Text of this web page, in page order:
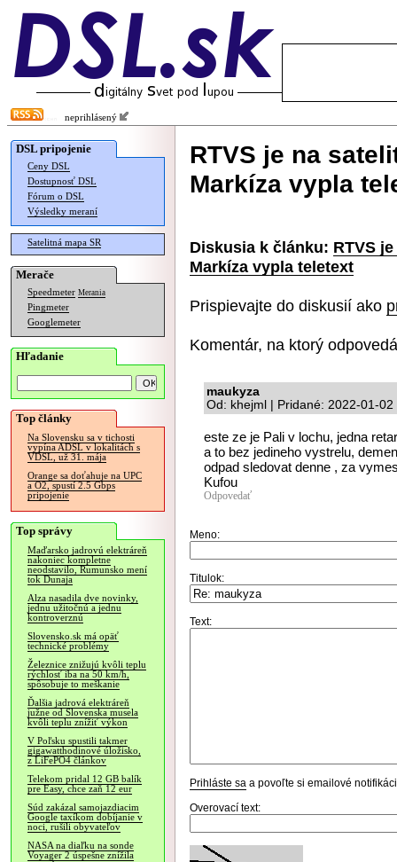
neprihlásený
DSL pripojenie
Ceny DSL
Dostupnosť DSL
Fórum o DSL
Výsledky meraní
Satelitná mapa SR
Merače
Speedmeter Merania
Pingmeter
Googlemeter
Hľadanie
Top články
Na Slovensku sa v tichosti
vypína ADSL v lokalitách s
VDSL, už 31. mája
Orange sa doťahuje na UPC
a O2, spustí 2.5 Gbps
pripojenie
Top správy
Maďarsko jadrovú elektráreň
nakoniec kompletne
neodstavilo, Rumunsko mení
tok Dunaja
Alza nasadila dve novinky,
jednu užitočnú a jednu
kontroverznú
Slovensko.sk má opäť
technické problémy
Železnice znižujú kvôli teplu
rýchlosť iba na 50 km/h,
spôsobuje to meškanie
Ďalšia jadrová elektráreň
južne od Slovenska musela
kvôli teplu znížiť výkon
V Poľsku spustili takmer
gigawatthodinové úložisko,
z LiFePO4 článkov
Telekom pridal 12 GB balík
pre Easy, chce zaň 12 eur
Súd zakázal samojazdiacim
Google taxíkom dobíjanie v
noci, rušili obyvateľov
NASA na diaľku na sonde
Voyager 2 úspešne znížila
RTVS je na
Markíza vypla
Diskusia k článku: RTVS
Markíza vypla teletext
Prispievajte do diskusií ako
Komentár, na ktorý
maukyza
Od: khejml | Pridané: 2022-01-02
este ze je Pali v lochu, jedna
a to bez jedineho vystrelu,
odpad sledovat denne , za
Kufou
Odpovedať
Meno:
Titulok:
Text:
Prihláste sa a povoľte si emailové
Overovací text: